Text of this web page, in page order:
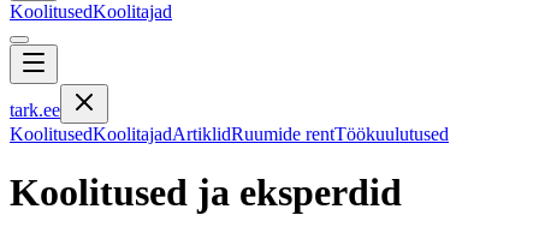
KoolitusedKoolitajad
tark.ee
KoolitusedKoolitajadArtiklidRuumide rentTöökuulutused
Koolitused ja eksperdid